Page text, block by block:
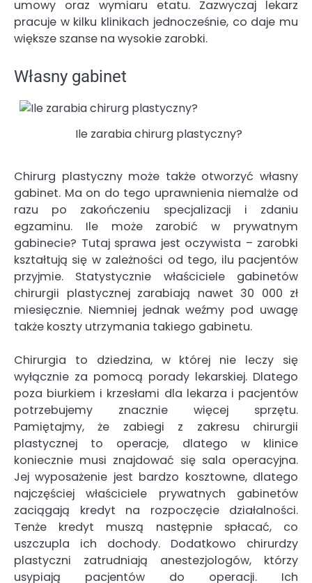
umowy oraz wymiaru etatu. Zazwyczaj lekarz
pracuje w kilku klinikach jednocześnie, co daje mu
większe szanse na wysokie zarobki.
Własny gabinet
Ile zarabia chirurg plastyczny?
Chirurg plastyczny może także otworzyć własny
gabinet. Ma on do tego uprawnienia niemalże od
razu po zakończeniu specjalizacji i zdaniu
egzaminu. Ile może zarobić w prywatnym
gabinecie? Tutaj sprawa jest oczywista – zarobki
kształtują się w zależności od tego, ilu pacjentów
przyjmie. Statystycznie właściciele gabinetów
chirurgii plastycznej zarabiają nawet 30 000 zł
miesięcznie. Niemniej jednak weźmy pod uwagę
także koszty utrzymania takiego gabinetu.
Chirurgia to dziedzina, w której nie leczy się
wyłącznie za pomocą porady lekarskiej. Dlatego
poza biurkiem i krzesłami dla lekarza i pacjentów
potrzebujemy znacznie więcej sprzętu.
Pamiętajmy, że zabiegi z zakresu chirurgii
plastycznej to operacje, dlatego w klinice
koniecznie musi znajdować się sala operacyjna.
Jej wyposażenie jest bardzo kosztowne, dlatego
najczęściej właściciele prywatnych gabinetów
zaciągają kredyt na rozpoczęcie działalności.
Tenże kredyt muszą następnie spłacać, co
uszczupla ich dochody. Dodatkowo chirurdzy
plastyczni zatrudniają anestezjologów, którzy
usypiają pacjentów do operacji. Ich